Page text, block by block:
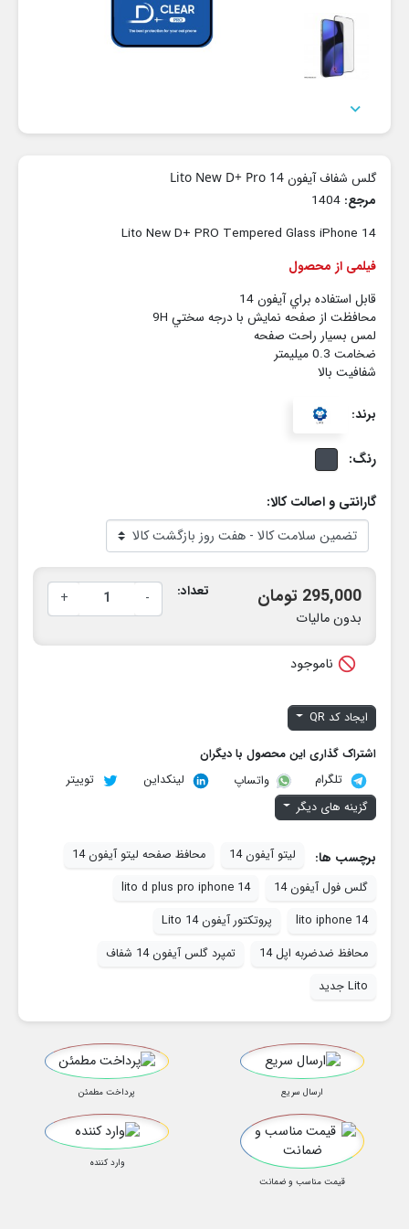

گلس شفاف آیفون 14 Lito New D+ Pro
مرجع:
Lito New D+ PRO Tempered Glass iPhone 14
فیلمی از محصول
قابل استفاده براي آيفون 14
محافظت از صفحه نمايش با درجه سختي 9H
لمس بسيار راحت صفحه
ضخامت 0.3 ميليمتر
شفافيت بالا
برند:
رنگ:
گارانتی و اصالت کالا:
295,000 تومان
بدون مالیات
تعداد: -
+
 ناموجود
ایجاد کد QR
اشتراک گذاری این محصول با دیگران
تلگرام
واتساپ لینکداین
توییتر
گزینه های دیگر
برچسب ها: لیتو آیفون 14
محافظ صفحه لیتو آیفون 14
گلس فول آیفون 14
lito d plus pro iphone 14
lito iphone 14
پروتکتور آیفون 14 Lito
محافظ ضدضربه اپل 14
تمپرد گلس آیفون 14 شفاف
Lito جدید
ارسال سریع پرداخت مطمئن
قیمت مناسب و ضمانت
وارد کننده